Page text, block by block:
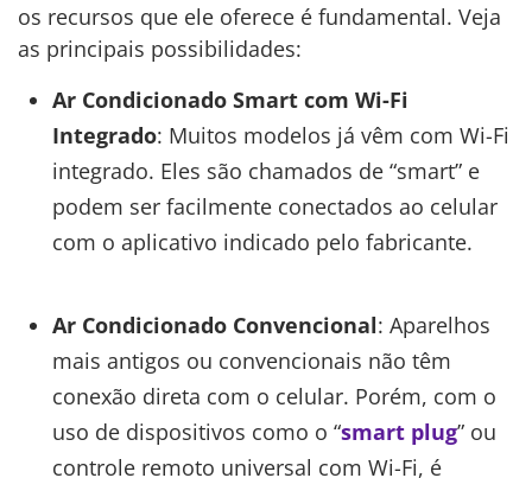
os recursos que ele oferece é fundamental. Veja
as principais possibilidades:
Ar Condicionado Smart com Wi-Fi
Integrado: Muitos modelos já vêm com Wi-Fi
integrado. Eles são chamados de “smart” e
podem ser facilmente conectados ao celular
com o aplicativo indicado pelo fabricante.
Ar Condicionado Convencional: Aparelhos
mais antigos ou convencionais não têm
conexão direta com o celular. Porém, com o
uso de dispositivos como o “smart plug” ou
controle remoto universal com Wi-Fi, é